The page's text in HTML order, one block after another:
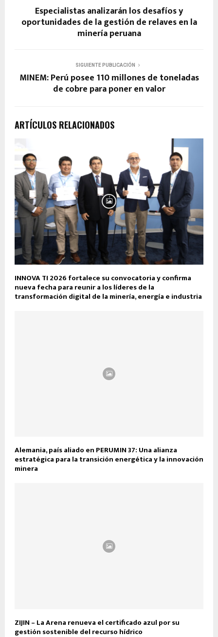
Especialistas analizarán los desafíos y
oportunidades de la gestión de relaves en la
minería peruana
SIGUIENTE PUBLICACIÓN
MINEM: Perú posee 110 millones de toneladas
de cobre para poner en valor
ARTÍCULOS RELACIONADOS
INNOVA TI 2026 fortalece su convocatoria y confirma
nueva fecha para reunir a los líderes de la
transformación digital de la minería, energía e industria
Alemania, país aliado en PERUMIN 37: Una alianza
estratégica para la transición energética y la innovación
minera
ZIJIN – La Arena renueva el certificado azul por su
gestión sostenible del recurso hídrico